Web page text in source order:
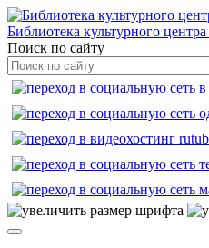
Библиотека культурного
Поиск по сайту